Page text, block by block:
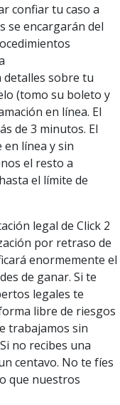
confiar tu caso a
se encargarán del
sobre tu
(tomo su boleto y
en línea. El
de 3 minutos. El
en línea y sin
el resto a
el límite de
legal de Click 2
por retraso de
enormemente el
de ganar. Si te
legales te
libre de riesgos
trabajamos sin
no recibes una
centavo. No te fíes
que nuestros